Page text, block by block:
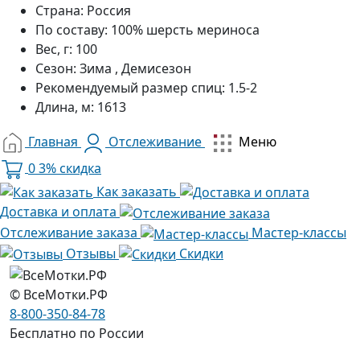
Страна: Россия
По составу: 100% шерсть мериноса
Вес, г: 100
Сезон: Зима , Демисезон
Рекомендуемый размер спиц: 1.5-2
Длина, м: 1613
Главная
Отслеживание
Меню
03% скидка
Как заказать
Доставка и оплата
Отслеживание заказа
Мастер-классы
Отзывы
Скидки
© ВсеМотки.РФ
8-800-350-84-78
Бесплатно по России